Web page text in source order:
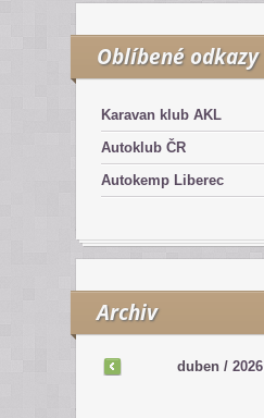
Oblíbené odkazy
Karavan klub AKL
Autoklub ČR
Autokemp Liberec
Archiv
duben / 2026